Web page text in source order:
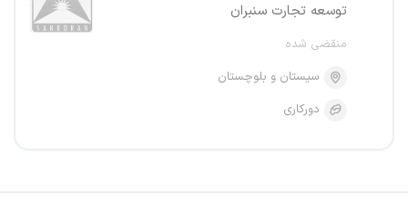
توسعه تجارت سنبران
منقضی شده
سیستان و بلوچستان
دورکاری